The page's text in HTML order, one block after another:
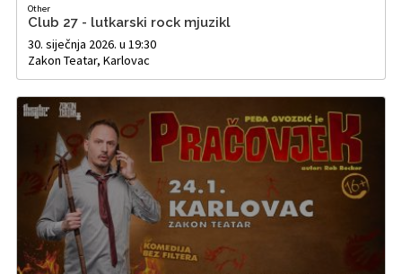
Other
Club 27 - lutkarski rock mjuzikl
30. siječnja 2026. u 19:30
Zakon Teatar, Karlovac